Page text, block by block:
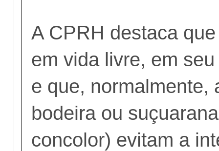
A CPRH destaca
em vida livre, em
e que, normalmente,
bodeira ou
concolor) evitam a